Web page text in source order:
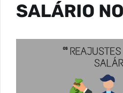
SALÁRIO